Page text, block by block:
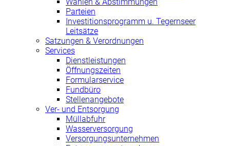
Parteien
Investitionsprogramm u. Tegernseer
Leitsätze
Satzungen & Verordnungen
Services
Dienstleistungen
Öffnungszeiten
Formularservice
Fundbüro
Stellenangebote
Ver- und Entsorgung
Müllabfuhr
Wasserversorgung
Versorgungsunternehmen